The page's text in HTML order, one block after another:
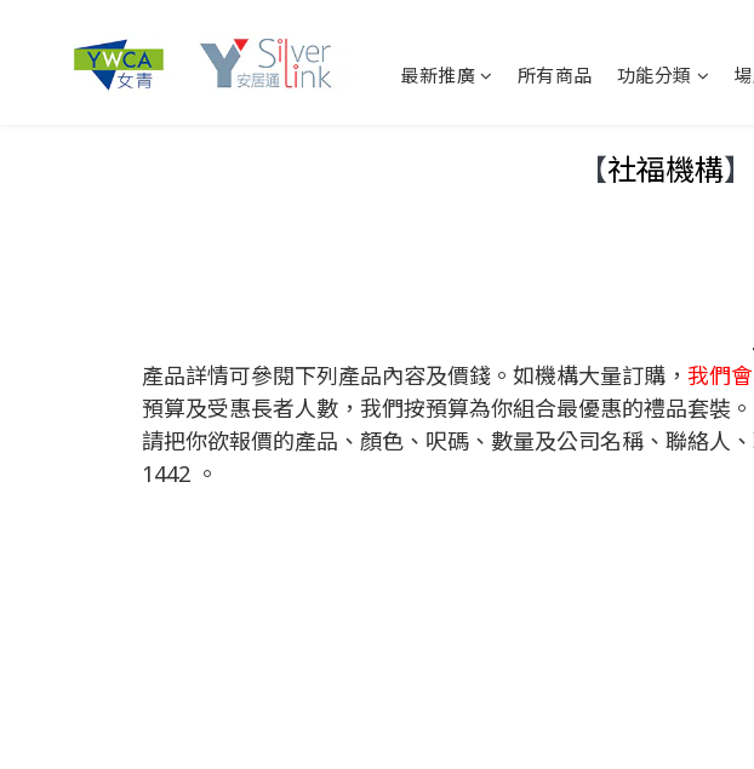
最新推廣 所有商品 功能分類
【社福機構】
產品詳情可參閱下列產品內容及價錢。如機構大量訂購， 我們
預算及受惠長者人數，我們按預算為你組合最優惠的禮品套裝。
請把你欲報價的產品、顏色、呎碼、數量及公司名稱、聯絡人
1442 。